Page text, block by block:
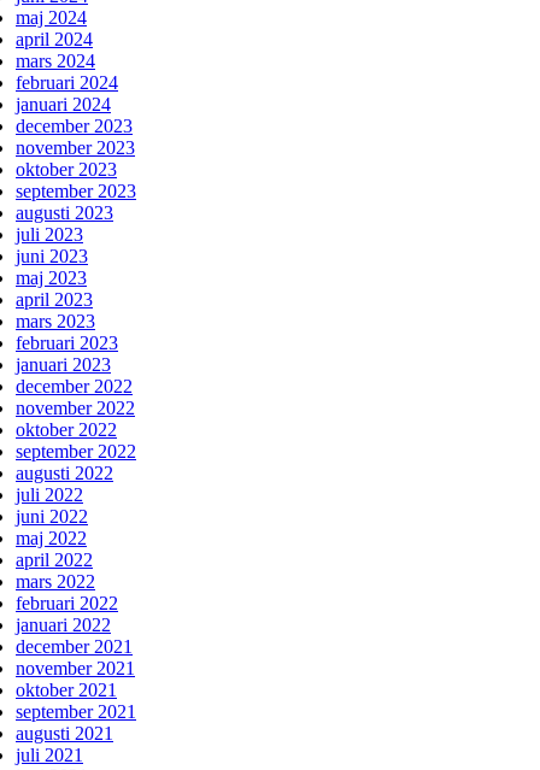
maj 2024
april 2024
mars 2024
februari 2024
januari 2024
december 2023
november 2023
oktober 2023
september 2023
augusti 2023
juli 2023
juni 2023
maj 2023
april 2023
mars 2023
februari 2023
januari 2023
december 2022
november 2022
oktober 2022
september 2022
augusti 2022
juli 2022
juni 2022
maj 2022
april 2022
mars 2022
februari 2022
januari 2022
december 2021
november 2021
oktober 2021
september 2021
augusti 2021
juli 2021